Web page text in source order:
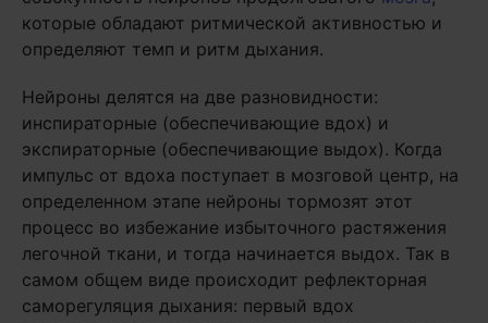
которые обладают ритмической активностью и
определяют темп и ритм дыхания.
Нейроны делятся на две разновидности:
инспираторные (обеспечивающие вдох) и
экспираторные (обеспечивающие выдох). Когда
импульс от вдоха поступает в мозговой центр, на
определенном этапе нейроны тормозят этот
процесс во избежание избыточного растяжения
легочной ткани, и тогда начинается выдох. Так в
самом общем виде происходит рефлекторная
саморегуляция дыхания: первый вдох